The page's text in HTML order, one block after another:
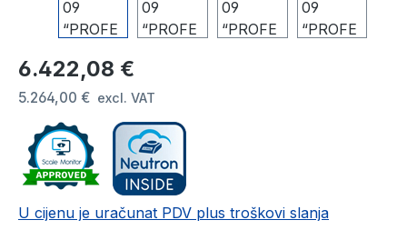
Redovna cijena:
6.422,08 €
5.264,00 € excl. VAT
U cijenu je uračunat PDV plus troškovi slanja